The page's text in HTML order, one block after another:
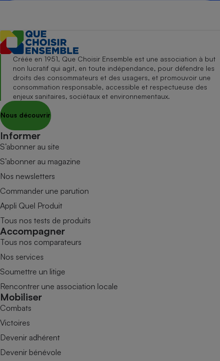
Créée en 1951, Que Choisir Ensemble est une association à but
non lucratif qui agit, en toute indépendance, pour défendre les
droits des consommateurs et des usagers, et promouvoir une
consommation responsable, accessible et respectueuse des
enjeux sanitaires, sociétaux et environnementaux.
Nous découvrir
Informer
S’abonner au site
S’abonner au magazine
Nos newsletters
Commander une parution
Appli Quel Produit
Tous nos tests de produits
Accompagner
Tous nos comparateurs
Nos services
Soumettre un litige
Rencontrer une association locale
Mobiliser
Combats
Victoires
Devenir adhérent
Devenir bénévole